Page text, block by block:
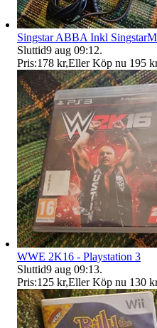
Singstar ABBA Inkl
Sluttid9 aug 09:12.
Pris:178 kr,Eller Köp nu 195 kr
WWE 2K16 - Playstation 3
Sluttid9 aug 09:13.
Pris:125 kr,Eller Köp nu 130 kr